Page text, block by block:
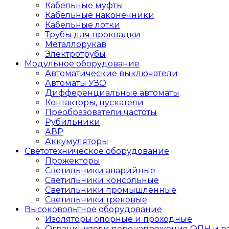
Кабельные муфты
Кабельные наконечники
Кабельные лотки
Трубы для прокладки
Металлорукав
Электротрубы
Модульное оборудование
Автоматические выключатели
Автоматы УЗО
Дифференциальные автоматы
Контакторы, пускатели
Преобразователи частоты
Рубильники
АВР
Аккумуляторы
Светотехническое оборудование
Прожекторы
Светильники аварийные
Светильники консольные
Светильники промышленные
Светильники трековые
Высоковольтное оборудование
Изоляторы опорные и проходные